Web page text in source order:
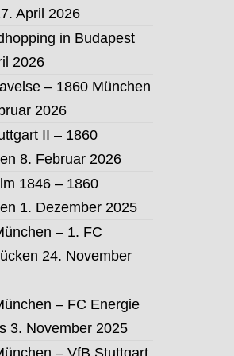
April 2026
in Budapest
2026
– 1860 München
2026
II – 1860
8. Februar 2026
1846 – 1860
1. Dezember 2025
– 1. FC
24. November
– FC Energie
3. November 2025
– VfB Stuttgart